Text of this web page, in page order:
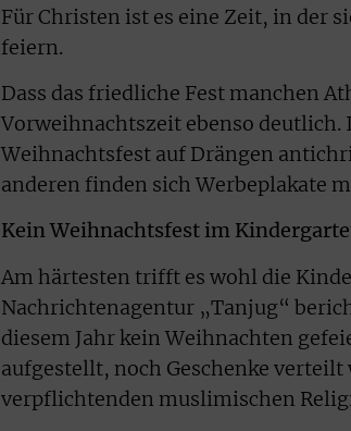
Für Christen ist es eine Zeit, in der
feiern.
Dass das friedliche Fest manchen
Vorweihnachtszeit ebenso deutlich.
Weihnachtsfest auf Drängen
anderen finden sich Werbeplakate
Kein Weihnachtsfest im
Am härtesten trifft es wohl die
Nachrichtenagentur „Tanjug“
diesem Jahr kein Weihnachten
aufgestellt, noch Geschenke
verpflichtenden muslimischen